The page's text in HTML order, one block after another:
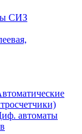
СИЗ
автоматы